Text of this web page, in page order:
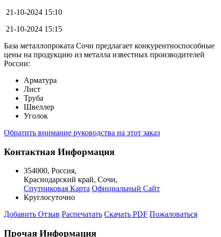
21-10-2024 15:10
21-10-2024 15:15
База металлопроката Сочи предлагает конкурентноспособные
цены на продукцию из металла известных производителей
России:
Арматура
Лист
Труба
Швеллер
Уголок
Обратить внимание руководства на этот заказ
Контактная Информация
354000, Россия,
Краснодарский край, Сочи,
Спутниковая Карта Официальный Сайт
Круглосуточно
Добавить Отзыв Распечатать Скачать PDF Пожаловаться
Прочая Информация